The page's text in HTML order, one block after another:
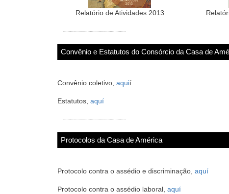
Relatório de Atividades 2013
Convênio e Estatutos do Consórcio da Casa de
Convênio coletivo, aquií
Estatutos, aquí
Protocolos da Casa de América
Protocolo contra o assédio e discriminação, aquí
Protocolo contra o assédio laboral, aquí